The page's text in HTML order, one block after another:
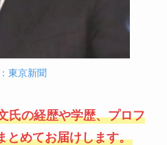
東京新聞
氏の経歴や学歴、プロフ
とめてお届けします。